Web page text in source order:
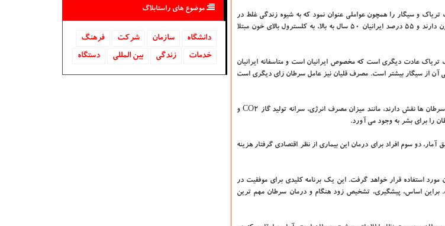
و سیگار را همچون عواملی عنوان نمود که به شیوه زندگی غلط در
ایرانیان دامن می زند و اضافه کرد: ۸۰ درصد ایرانیان ورزش نمی کنند، ۷۰ درصد ایرانیان اضافه وزن دارند و ۵۵ درصد ایرانیان ۵۰ سال به بالا، به کلسترول بالای خون مبتلا
می کنند، افزود: مصرف تریاک عادت دیگری است که مخصوص ایرانیان است و متاسفانه ایرانیان
آن از سیگار بیشتر است. مصرف قلیان نیز عامل سرطان زای دیگری است
نایب رئیس کمیته ملی مدیریت سرطان وزارت بهداشت اظهار نمود: برخی عوامل دیگر نیز در ایجاد سرطان ها نقش دارند، مانند میزان مصرف انرژی، سرانه تولید گاز CO۲ و
را برای بشر به وجود می آورد.
دو سوم افراد برای درمان این بیماری از نظر اقتصادی گرفتار هزینه
استفاده قرار خواهد گرفت. این یک برنامه کلیدی برای موفقیت در
شده است. براین اساس، پیشگیری، تشخیص زود هنگام و درمان سرطان مهم ترین
موضوع های راستابلاگ
دانشگاه‌ سازمان شركت
فرهنگ
خدمات
زندگی بین المللی دستگاه